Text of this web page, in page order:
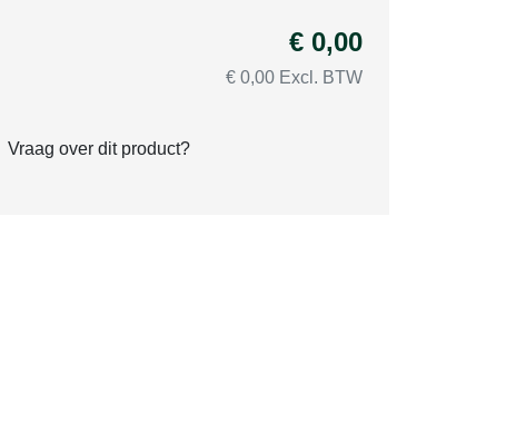
€ 0,00
€ 0,00 Excl. BTW
Vraag over dit product?